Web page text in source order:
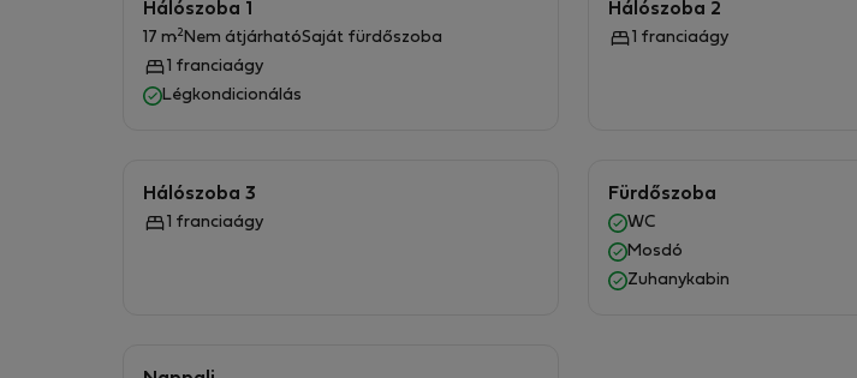
Hálószoba 1
17 m2 Nem átjárhatóSaját fürdőszoba
1 franciaágy
Légkondicionálás
Hálószoba 2
1 franciaágy
Hálószoba 3
1 franciaágy
Fürdőszoba
WC
Mosdó
Zuhanykabin